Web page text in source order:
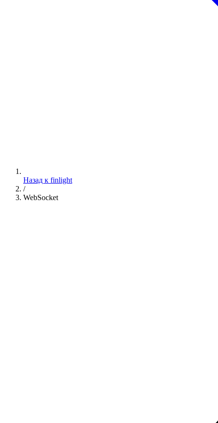
Назад к finlight
/
WebSocket